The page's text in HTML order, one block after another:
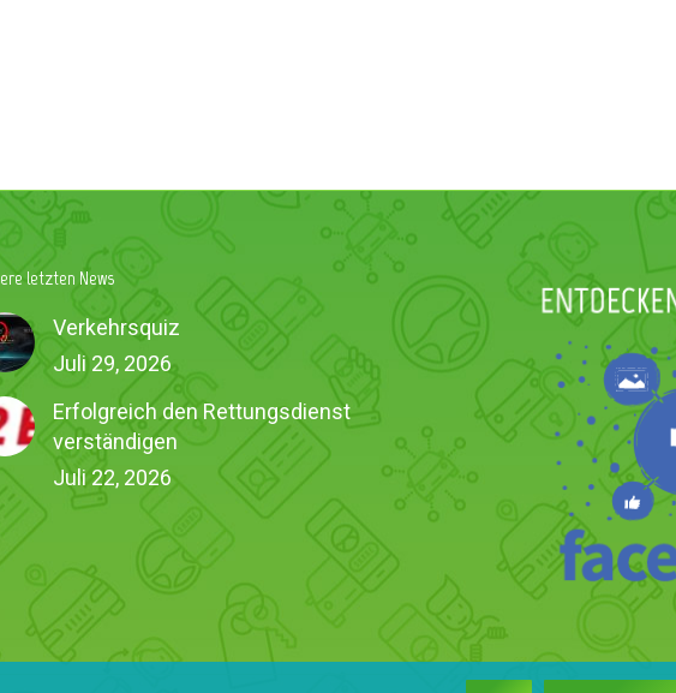
letzten News
Verkehrsquiz
Juli 29, 2026
Erfolgreich den Rettungsdienst
verständigen
Juli 22, 2026